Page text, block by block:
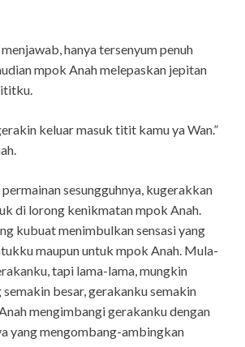
hanya tersenyum penuh
mpok Anah melepaskan jepitan
keluar masuk titit kamu ya Wan.”
sesungguhnya, kugerakkan
di lorong kenikmatan mpok Anah.
kubuat menimbulkan sensasi yang
maupun untuk mpok Anah. Mula-
tapi lama-lama, mungkin
semakin besar, gerakanku semakin
mengimbangi gerakanku dengan
yang mengombang-ambingkan